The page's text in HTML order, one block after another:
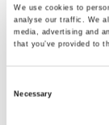
We use cookies to
analyse our traffic. We
media, advertising and
that you’ve provided to
Necessary